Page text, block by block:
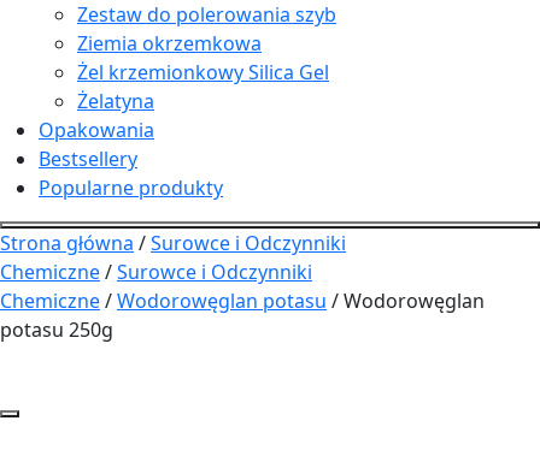
Zestaw do polerowania szyb
Ziemia okrzemkowa
Żel krzemionkowy Silica Gel
Żelatyna
Opakowania
Bestsellery
Popularne produkty
Strona główna /Surowce i Odczynniki
Chemiczne/Surowce i Odczynniki
Chemiczne/Wodorowęglan potasu / Wodorowęglan
potasu 250g